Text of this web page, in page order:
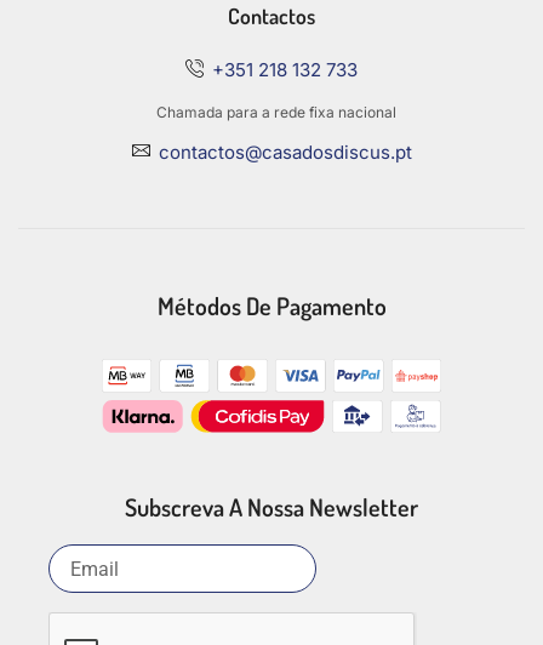
Contactos
+351 218 132 733
Chamada para a rede fixa nacional
contactos@casadosdiscus.pt
Métodos De Pagamento
Subscreva A Nossa Newsletter